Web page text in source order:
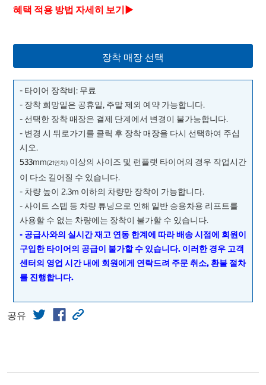
혜택 적용 방법 자세히 보기▶
장착 매장 선택
- 타이어 장착비: 무료
- 장착 희망일은 공휴일, 주말 제외 예약 가능합니다.
- 선택한 장착 매장은 결제 단계에서 변경이 불가능합니다.
- 변경 시 뒤로가기를 클릭 후 장착 매장을 다시 선택하여 주십
시오.
533mm(21인치) 이상의 사이즈 및 런플랫 타이어의 경우 작업시간
이 다소 길어질 수 있습니다.
- 차량 높이 2.3m 이하의 차량만 장착이 가능합니다.
- 사이트 스텝 등 차량 튜닝으로 인해 일반 승용차용 리프트를
사용할 수 없는 차량에는 장착이 불가할 수 있습니다.
- 공급사와의 실시간 재고 연동 한계에 따라 배송 시점에 회원이
구입한 타이어의 공급이 불가할 수 있습니다. 이러한 경우 고객
센터의 영업 시간 내에 회원에게 연락드려 주문 취소, 환불 절차
를 진행합니다.
공유